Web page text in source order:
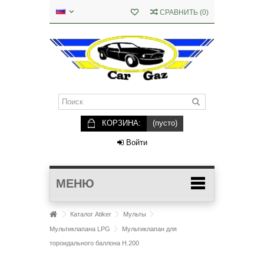
СРАВНИТЬ (0)
КОРЗИНА: (пусто)
Войти
МЕНЮ
Каталог Atiker Мульты
Мультиклапана LPG
Мультиклапан для
тороидального баллона Н.200